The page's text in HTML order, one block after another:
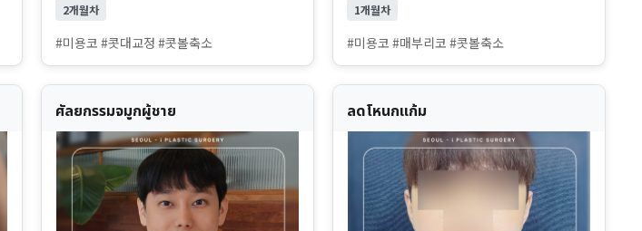
2개월차
#미용코 #콧대교정 #콧볼축소
1개월차
#미용코 #매부리코 #콧볼축소
ศัลยกรรมจมูกผู้ชาย ลดโหนกแก้ม